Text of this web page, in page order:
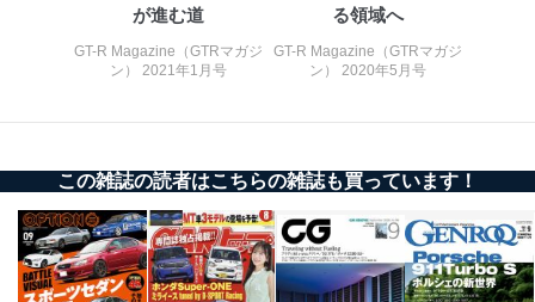
用・提供・管理いたします。
東京都渋谷区南平台町16-11
株式会社富士山マガジンサービス
個人情報保護管理者: 経営管理グループディレクター 前
２．利用目的
当社が取り扱う開示対象個人情報の利用目的は次のとお
りです。
No
個人情報の種類 利用目的
が進む道
GT-R Magazine（GTRマガジ
ン） 2021年1月号
る領域へ
GT-R Magazine（GTRマガジ
ン） 2020年5月号
この雑誌の読者はこちらの雑誌も買っています！